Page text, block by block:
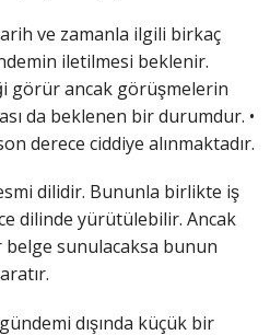
ve zamanla ilgili birkaç
iletilmesi beklenir.
görür ancak görüşmelerin
da beklenen bir durumdur. •
derece ciddiye alınmaktadır.
dilidir. Bununla birlikte iş
dilinde yürütülebilir. Ancak
sunulacaksa bunun
dışında küçük bir